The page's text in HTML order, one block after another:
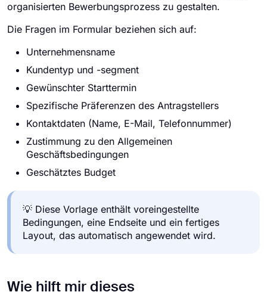
organisierten Bewerbungsprozess zu gestalten.
Die Fragen im Formular beziehen sich auf:
Unternehmensname
Kundentyp und -segment
Gewünschter Starttermin
Spezifische Präferenzen des Antragstellers
Kontaktdaten (Name, E-Mail, Telefonnummer)
Zustimmung zu den Allgemeinen
Geschäftsbedingungen
Geschätztes Budget
💡 Diese Vorlage enthält voreingestellte
Bedingungen, eine Endseite und ein fertiges
Layout, das automatisch angewendet wird.
Wie hilft mir dieses